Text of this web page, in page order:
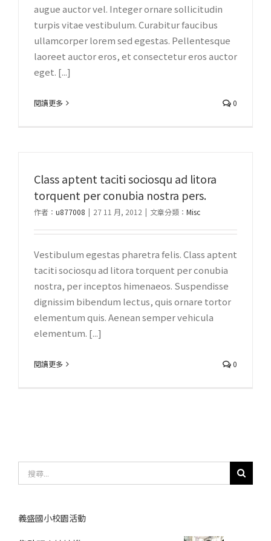
augue auctor vel. Integer ornare sollicitudin
turpis vitae vestibulum. Curabitur faucibus
ullamcorper lorem sed egestas. Pellentesque
laoreet auctor eros, et consectetur eros auctor
eget. [...]
閱讀更多 0
Class aptent taciti sociosqu ad litora
torquent per conubia nostra pers.
作者： u877008 | 27 11 月, 2012 | 文章分類： Misc
Vestibulum egestas pharetra felis. Class aptent
taciti sociosqu ad litora torquent per conubia
nostra, per inceptos himenaeos. Suspendisse
dignissim bibendum lectus, quis ornare tortor
elementum quis. Aenean semper vehicula
elementum. [...]
閱讀更多 0
尋
果：
義盛國小校園活動